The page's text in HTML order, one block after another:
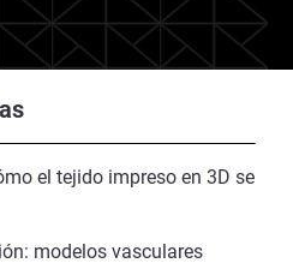
el tejido impreso en 3D se
modelos vasculares